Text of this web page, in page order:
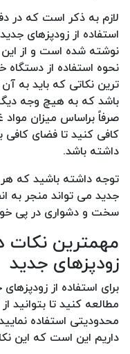
لازم به ذکر است که در
استفاده از زودپزهای
نوشته شده است و از این
نحوه استفاده از
ترین نکاتی که باید به
باشد که به هیچ وجه دیگ
صرفاً براساس میزان مواد
کافی کنید تا فضای کافی
داشته باشد.
توجه داشته باشید که هر
جدید می تواند منجر به
سخت و دشواری در پی
مهمترین نکات
زودپزهای جدید
برای استفاده از
مطالعه کنید تا بتوانید
محدودیتی استفاده
داریم این است که این